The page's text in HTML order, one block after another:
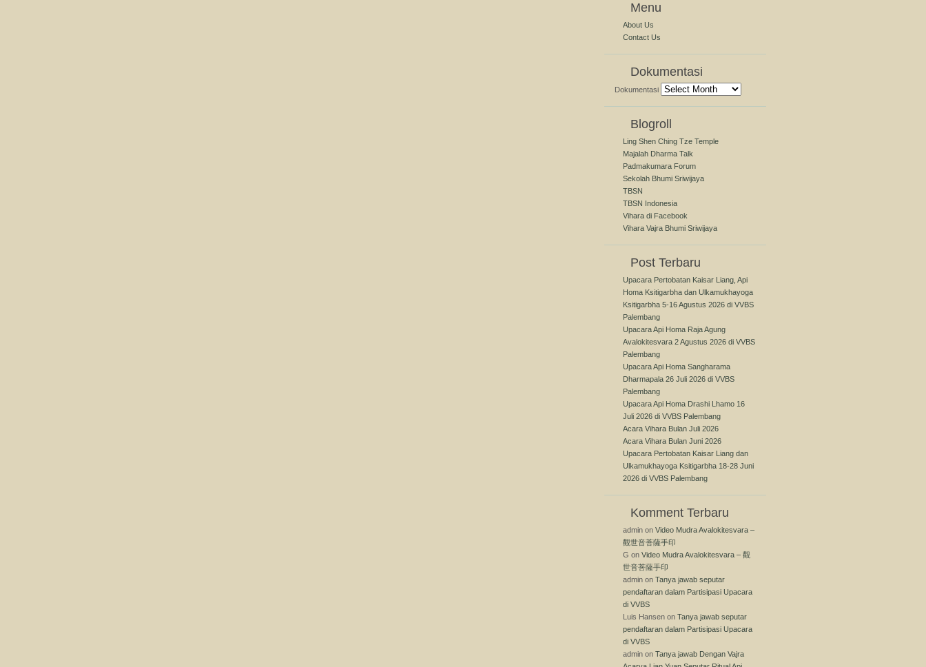
Menu
About Us
Contact Us
Dokumentasi
Dokumentasi
Blogroll
Ling Shen Ching Tze Temple
Majalah Dharma Talk
Padmakumara Forum
Sekolah Bhumi Sriwijaya
TBSN
TBSN Indonesia
Vihara di Facebook
Vihara Vajra Bhumi Sriwijaya
Post Terbaru
Upacara Pertobatan Kaisar Liang, Api
Homa Ksitigarbha dan Ulkamukhayoga
Ksitigarbha 5-16 Agustus 2026 di VVBS
Palembang
Upacara Api Homa Raja Agung
Avalokitesvara 2 Agustus 2026 di VVBS
Palembang
Upacara Api Homa Sangharama
Dharmapala 26 Juli 2026 di VVBS
Palembang
Upacara Api Homa Drashi Lhamo 16
Juli 2026 di VVBS Palembang
Acara Vihara Bulan Juli 2026
Acara Vihara Bulan Juni 2026
Upacara Pertobatan Kaisar Liang dan
Ulkamukhayoga Ksitigarbha 18-28 Juni
2026 di VVBS Palembang
Komment Terbaru
admin on Video Mudra Avalokitesvara –
觀世音菩薩手印
G on Video Mudra Avalokitesvara – 觀
世音菩薩手印
admin on Tanya jawab seputar
pendaftaran dalam Partisipasi Upacara
di VVBS
Luis Hansen on Tanya jawab seputar
pendaftaran dalam Partisipasi Upacara
di VVBS
admin on Tanya jawab Dengan Vajra